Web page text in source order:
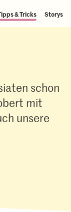
& Tricks Storys
schon
mit
unsere